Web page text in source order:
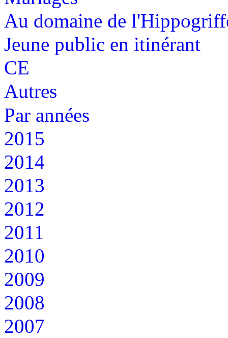
Au domaine de
Jeune public en itinérant
CE
Autres
Par années
2015
2014
2013
2012
2011
2010
2009
2008
2007